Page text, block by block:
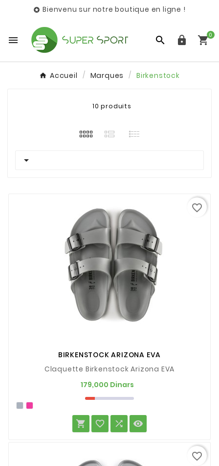
 Bienvenu sur notre boutique en ligne !
   0
Accueil Marques Birkenstock
10 produits

BIRKENSTOCK ARIZONA EVA
Claquette Birkenstock Arizona EVA
179,000 Dinars
   
favorite_border
favorite_border